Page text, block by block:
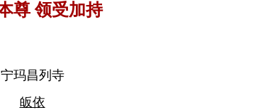
皈依本尊 领受加持
宁玛昌列寺
皈依